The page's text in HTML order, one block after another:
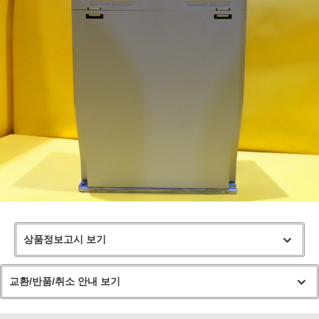
상품정보고시 보기
교환/반품/취소 안내 보기